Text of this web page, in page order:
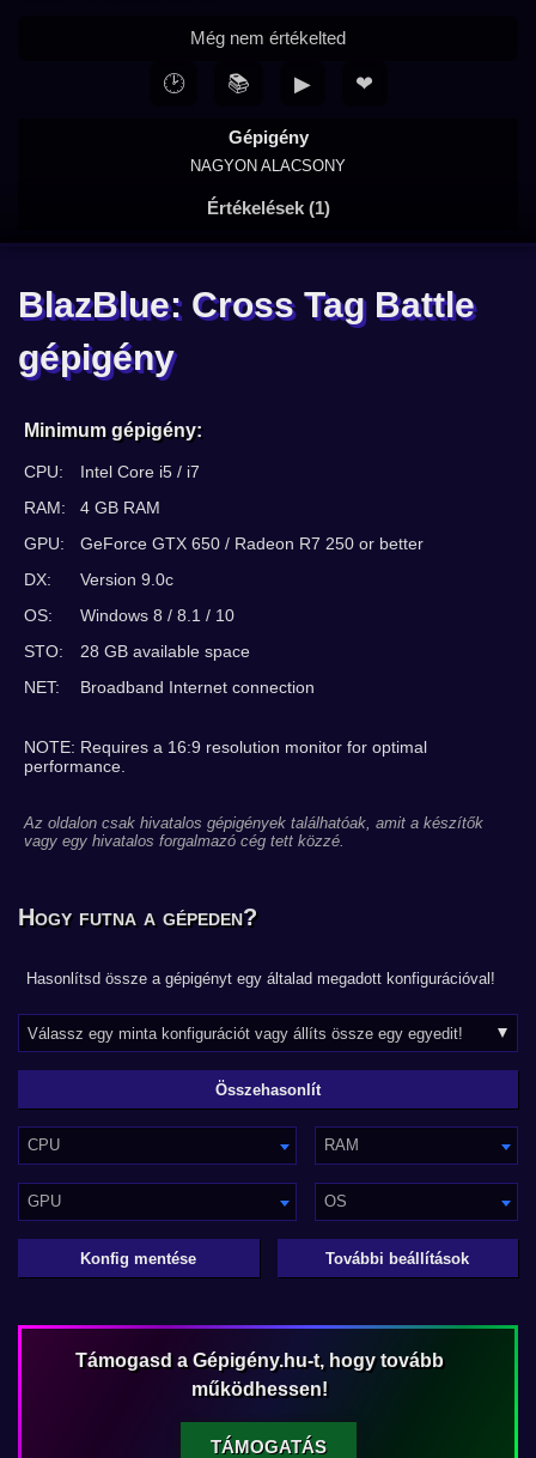
Gépigény
NAGYON ALACSONY
Értékelések (1)
Még nem értékelted
🕑 📚 ▶ ❤
BlazBlue: Cross Tag Battle
gépigény
Minimum gépigény:
CPU:
Intel Core i5 / i7
RAM:
4 GB RAM
GPU:
GeForce GTX 650 / Radeon R7 250 or better
DX:
Version 9.0c
OS:
Windows 8 / 8.1 / 10
STO:
28 GB available space
NET:
Broadband Internet connection
NOTE: Requires a 16:9 resolution monitor for optimal
performance.
Az oldalon csak hivatalos gépigények találhatóak, amit a készítők
vagy egy hivatalos forgalmazó cég tett közzé.
Hogy futna a gépeden?
Hasonlítsd össze a gépigényt egy általad megadott konfigurációval!
CPU RAM
GPU OS
Konfig mentése További beállítások
Támogasd a Gépigény.hu-t, hogy tovább
működhessen!
TÁMOGATÁS